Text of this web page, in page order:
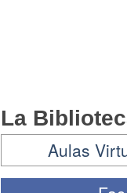
La
Aulas